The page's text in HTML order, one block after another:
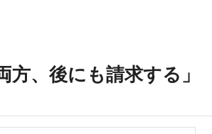
方、後にも請求する」